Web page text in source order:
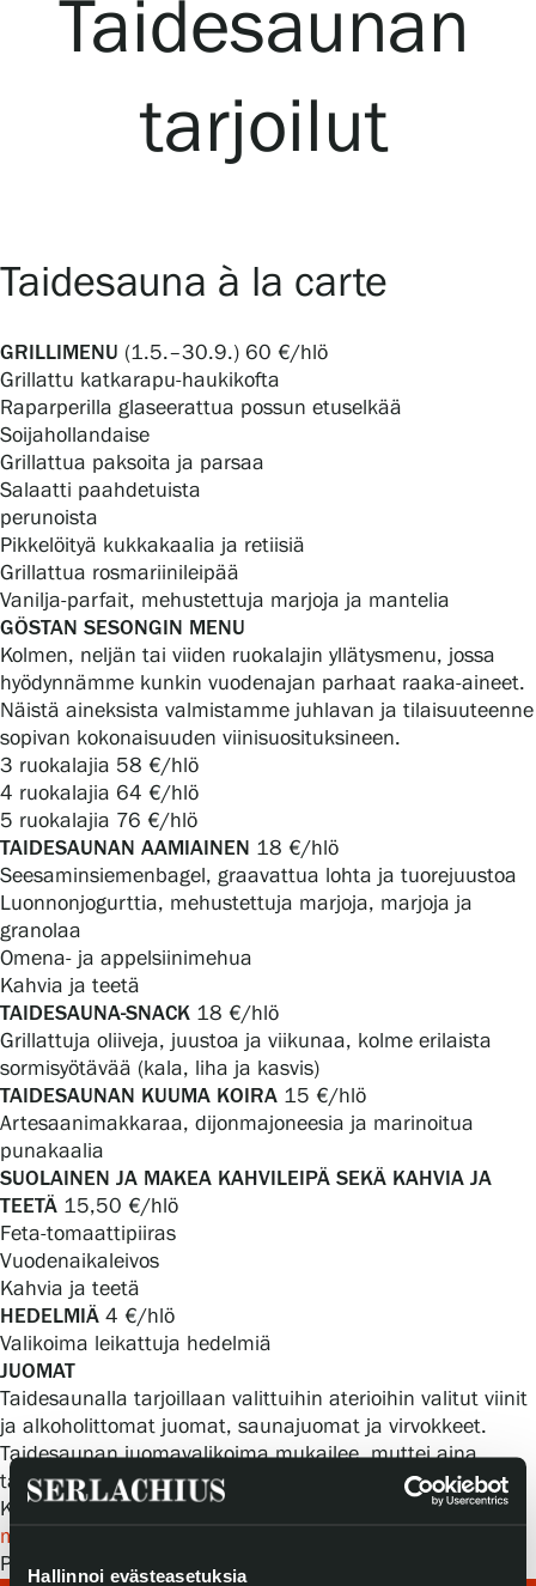
Hallinnoi evästeasetuksia
Näyttelyt
Serlachius Residenssi
SERLACHIUS+
Gösta Serlachiuksen taidesäätiö
Yhteystiedot
Ravintola Gösta
Serlachius Taidesauna
Serlachius Art & Sauna Express
Medialle
Vastuullisuus
Esteettömyys
Tietosuoja ja evästeet
Verkkokauppa
Taidesaunan
tarjoilut
Taidesauna à la carte
GRILLIMENU (1.5.–30.9.) 60 €/hlö
Grillattu katkarapu-haukikofta
Raparperilla glaseerattua possun etuselkää
Soijahollandaise
Grillattua paksoita ja parsaa
Salaatti paahdetuista
perunoista
Pikkelöityä kukkakaalia ja retiisiä
Grillattua rosmariinileipää
Vanilja-parfait, mehustettuja marjoja ja mantelia
GÖSTAN SESONGIN MENU
Kolmen, neljän tai viiden ruokalajin yllätysmenu, jossa
hyödynnämme kunkin vuodenajan parhaat raaka-aineet.
Näistä aineksista valmistamme juhlavan ja tilaisuuteenne
sopivan kokonaisuuden viinisuosituksineen.
3 ruokalajia 58 €/hlö
4 ruokalajia 64 €/hlö
5 ruokalajia 76 €/hlö
TAIDESAUNAN AAMIAINEN 18 €/hlö
Seesaminsiemenbagel, graavattua lohta ja tuorejuustoa
Luonnonjogurttia, mehustettuja marjoja, marjoja ja
granolaa
Omena- ja appelsiinimehua
Kahvia ja teetä
TAIDESAUNA-SNACK 18 €/hlö
Grillattuja oliiveja, juustoa ja viikunaa, kolme erilaista
sormisyötävää (kala, liha ja kasvis)
TAIDESAUNAN KUUMA KOIRA 15 €/hlö
Artesaanimakkaraa, dijonmajoneesia ja marinoitua
punakaalia
SUOLAINEN JA MAKEA KAHVILEIPÄ SEKÄ KAHVIA JA
TEETÄ 15,50 €/hlö
Feta-tomaattipiiras
Vuodenaikaleivos
Kahvia ja teetä
HEDELMIÄ 4 €/hlö
Valikoima leikattuja hedelmiä
JUOMAT
Taidesaunalla tarjoillaan valittuihin aterioihin valitut viinit
ja alkoholittomat juomat, saunajuomat ja virvokkeet.
Taidesaunan juomavalikoima mukailee, muttei aina
täysin vastaa Ravintola Göstan juomalistaa.
Kysy tarjoiluista lisäämyyntipalvelustamme
myynti@serlachius.fi
Pidätämme oikeuden muutoksiin. Päivitetty: 9.1.2026